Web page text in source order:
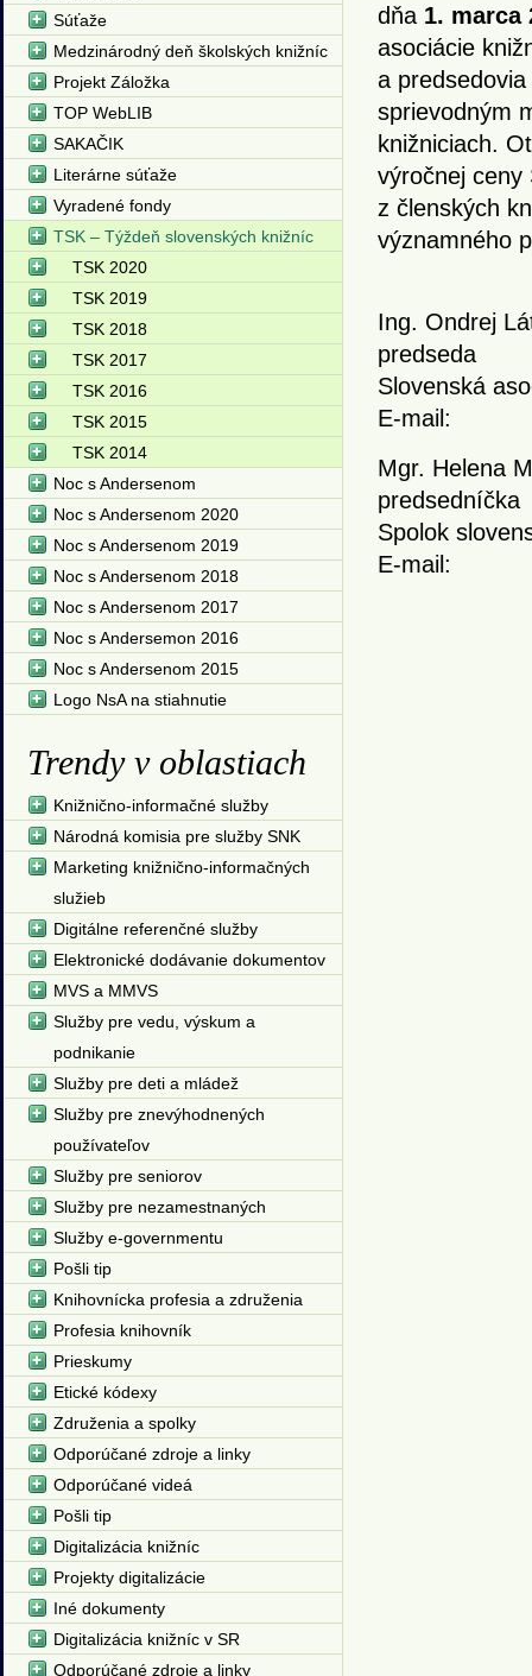
dňa 1. marca
asociácie
a
sprievodným
knižniciach.
výročnej ceny
z členských
významného
Ing. Ondrej
predseda
Slovenská
E-mail:
Mgr. Helena
predsedníčka
Spolok
E-mail:
Súťaže
Medzinárodný deň školských knižníc
Projekt Záložka
TOP WebLIB
SAKAČIK
Literárne súťaže
Vyradené fondy
TSK – Týždeň slovenských knižníc
TSK 2020
TSK 2019
TSK 2018
TSK 2017
TSK 2016
TSK 2015
TSK 2014
Noc s Andersenom
Noc s Andersenom 2020
Noc s Andersenom 2019
Noc s Andersenom 2018
Noc s Andersenom 2017
Noc s Andersemon 2016
Noc s Andersenom 2015
Logo NsA na stiahnutie
Trendy v oblastiach
Knižnično-informačné služby
Národná komisia pre služby SNK
Marketing knižnično-informačných
služieb
Digitálne referenčné služby
Elektronické dodávanie dokumentov
MVS a MMVS
Služby pre vedu, výskum a
podnikanie
Služby pre deti a mládež
Služby pre znevýhodnených
používateľov
Služby pre seniorov
Služby pre nezamestnaných
Služby e-governmentu
Pošli tip
Knihovnícka profesia a združenia
Profesia knihovník
Prieskumy
Etické kódexy
Združenia a spolky
Odporúčané zdroje a linky
Odporúčané videá
Pošli tip
Digitalizácia knižníc
Projekty digitalizácie
Iné dokumenty
Digitalizácia knižníc v SR
Odporúčané zdroje a linky